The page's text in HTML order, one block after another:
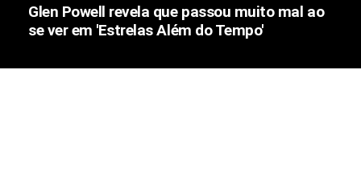
Glen Powell revela que passou muito mal ao
se ver em 'Estrelas Além do Tempo'